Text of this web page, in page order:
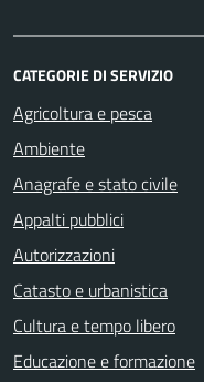
CATEGORIE DI SERVIZIO
Agricoltura e pesca
Ambiente
Anagrafe e stato civile
Appalti pubblici
Autorizzazioni
Catasto e urbanistica
Cultura e tempo libero
Educazione e formazione